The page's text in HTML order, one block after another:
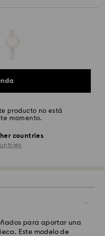
producto no está
momento.
countries
para aportar una
Este modelo de